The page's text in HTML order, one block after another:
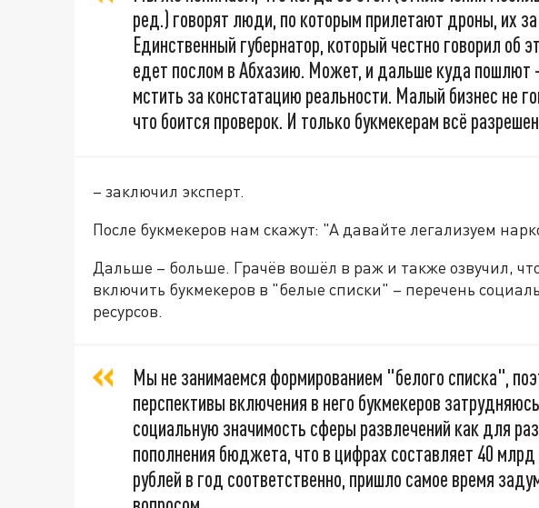
ред.) говорят люди, по которым прилетают дроны, их
Единственный губернатор, который честно говорил об
едет послом в Абхазию. Может, и дальше куда пошлют
мстить за констатацию реальности. Малый бизнес не
что боится проверок. И только букмекерам всё
– заключил эксперт.
После букмекеров нам скажут: "А давайте легализуем
Дальше – больше. Грачёв вошёл в раж и также озвучил,
включить букмекеров в "белые списки" – перечень
ресурсов.
Мы не занимаемся формированием "белого списка",
перспективы включения в него букмекеров
социальную значимость сферы развлечений как для
пополнения бюджета, что в цифрах составляет 40
рублей в год соответственно, пришло самое время